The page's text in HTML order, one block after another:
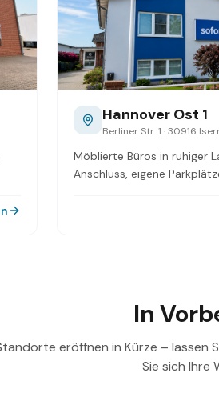
Hannover Ost 1
Berliner Str. 1 · 30916
Möblierte Büros in ruhiger
Anschluss, eigene
In
eröffnen in Kürze – lassen
Sie sich Ihre